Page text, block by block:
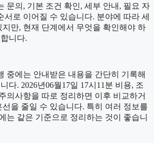
문의, 기본 조건 확인, 세부 안내, 필요 자
서로 이어질 수 있습니다. 분야에 따라 세
만, 현재 단계에서 무엇을 확인해야 하
니다.
중에는 안내받은 내용을 간단히 기록해
다. 2026년06월17일 17시11분 비용, 조
의사항을 따로 정리하면 이후 비교하거
을 줄일 수 있습니다. 특히 여러 정보를
는 같은 기준으로 정리하는 것이 좋습니